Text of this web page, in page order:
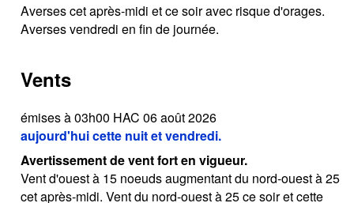
Averses cet après-midi et ce soir avec risque d'orages.
Averses vendredi en fin de journée.
Vents
émises à 03h00 HAC 06 août 2026
aujourd'hui cette nuit et vendredi.
Avertissement de vent fort en vigueur.
Vent d'ouest à 15 noeuds augmentant du nord-ouest à 25
cet après-midi. Vent du nord-ouest à 25 ce soir et cette